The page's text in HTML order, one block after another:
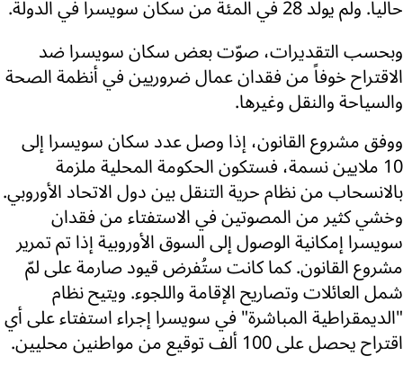
حالياً. ولم يولد 28 في المئة من سكان سويسرا في الدولة.
وبحسب التقديرات، صوّت بعض سكان سويسرا ضد
الاقتراح خوفاً من فقدان عمال ضروريين في أنظمة الصحة
والسياحة والنقل وغيرها.
ووفق مشروع القانون، إذا وصل عدد سكان سويسرا إلى
10 ملايين نسمة، فستكون الحكومة المحلية ملزمة
بالانسحاب من نظام حرية التنقل بين دول الاتحاد الأوروبي.
وخشي كثير من المصوتين في الاستفتاء من فقدان
سويسرا إمكانية الوصول إلى السوق الأوروبية إذا تم تمرير
مشروع القانون. كما كانت ستُفرض قيود صارمة على لمّ
شمل العائلات وتصاريح الإقامة واللجوء. ويتيح نظام
"الديمقراطية المباشرة" في سويسرا إجراء استفتاء على أي
اقتراح يحصل على 100 ألف توقيع من مواطنين محليين.